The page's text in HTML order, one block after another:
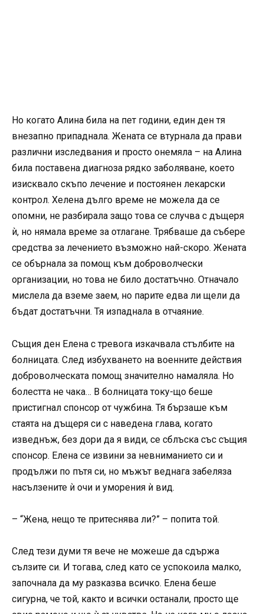
Но когато Алина била на пет години, един ден тя
внезапно припаднала. Жената се втурнала да прави
различни изследвания и просто онемяла – на Алина
била поставена диагноза рядко заболяване, което
изисквало скъпо лечение и постоянен лекарски
контрол. Хелена дълго време не можела да се
опомни, не разбирала защо това се случва с дъщеря
ѝ, но нямала време за отлагане. Трябваше да събере
средства за лечението възможно най-скоро. Жената
се обърнала за помощ към доброволчески
организации, но това не било достатъчно. Отначало
мислела да вземе заем, но парите едва ли щели да
бъдат достатъчни. Тя изпаднала в отчаяние.
Същия ден Елена с тревога изкачвала стълбите на
болницата. След избухването на военните действия
доброволческата помощ значително намаляла. Но
болестта не чака… В болницата току-що беше
пристигнал спонсор от чужбина. Тя бързаше към
стаята на дъщеря си с наведена глава, когато
изведнъж, без дори да я види, се сблъска със същия
спонсор. Елена се извини за невниманието си и
продължи по пътя си, но мъжът веднага забеляза
насълзените ѝ очи и уморения ѝ вид.
– “Жена, нещо те притеснява ли?” – попита той.
След тези думи тя вече не можеше да сдържа
сълзите си. И тогава, след като се успокоила малко,
започнала да му разказва всичко. Елена беше
сигурна, че той, както и всички останали, просто ще